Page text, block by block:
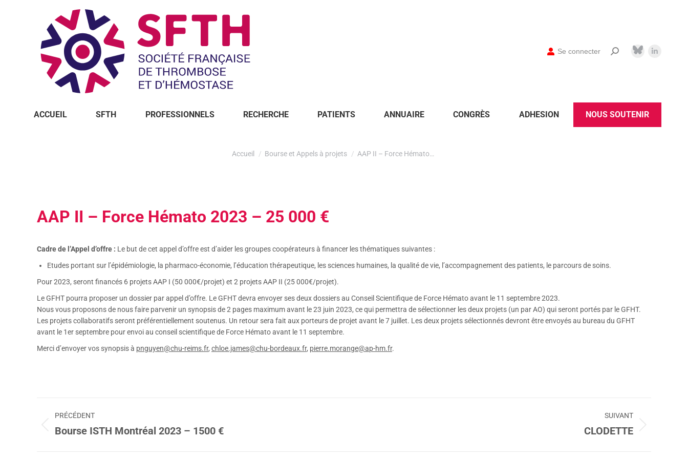
Se connecter
ACCUEIL SFTH PROFESSIONNELS RECHERCHE PATIENTS ANNUAIRE CONGRÈS ADHESION NOUS SOUTENIR
Accueil Bourse et Appels à projets AAP II – Force Hémato…
AAP II – Force Hémato 2023 – 25 000 €
Cadre de l’Appel d’offre : Le but de cet appel d’offre est d’aider les groupes coopérateurs à financer les thématiques suivantes :
Etudes portant sur l’épidémiologie, la pharmaco-économie, l’éducation thérapeutique, les sciences humaines, la qualité de vie, l’accompagnement des patients, le parcours de soins.
Pour 2023, seront financés 6 projets AAP I (50 000€/projet) et 2 projets AAP II (25 000€/projet).
Le GFHT pourra proposer un dossier par appel d’offre. Le GFHT devra envoyer ses deux dossiers au Conseil Scientifique de Force Hémato avant le 11 septembre 2023.
Nous vous proposons de nous faire parvenir un synopsis de 2 pages maximum avant le 23 juin 2023, ce qui permettra de sélectionner les deux projets (un par AO) qui seront portés par le GFHT.
Les projets collaboratifs seront préférentiellement soutenus. Un retour sera fait aux porteurs de projet avant le 7 juillet. Les deux projets sélectionnés devront être envoyés au bureau du GFHT
avant le 1er septembre pour envoi au conseil scientifique de Force Hémato avant le 11 septembre.
Merci d’envoyer vos synopsis à pnguyen@chu-reims.fr, chloe.james@chu-bordeaux.fr, pierre.morange@ap-hm.fr.
Navigation
article
PRÉCÉDENT
Article
Bourse ISTH Montréal 2023 – 1500 €
SUIVANT
CLODETTE